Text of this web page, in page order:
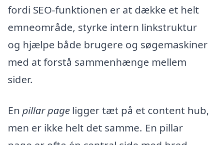
fordi SEO-funktionen er at dække et helt
emneområde, styrke intern linkstruktur
og hjælpe både brugere og søgemaskiner
med at forstå sammenhænge mellem
sider.
En pillar page ligger tæt på et content hub,
men er ikke helt det samme. En pillar